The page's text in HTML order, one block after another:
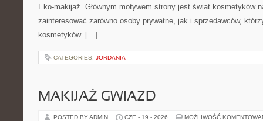
Eko-makijaż. Głównym motywem strony jest świat kosmetyków
zainteresować zarówno osoby prywatne, jak i sprzedawców,
kosmetyków. […]
CATEGORIES: JORDANIA
MAKIJAŻ GWIAZD
POSTED BY ADMIN CZE - 19 - 2026 MOŻLIWOŚĆ